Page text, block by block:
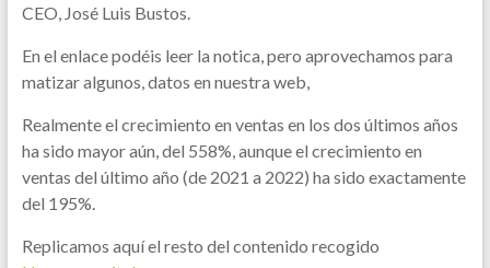
CEO, José Luis Bustos.
En el enlace podéis leer la notica, pero aprovechamos para
matizar algunos, datos en nuestra web,
Realmente el crecimiento en ventas en los dos últimos años
ha sido mayor aún, del 558%, aunque el crecimiento en
ventas del último año (de 2021 a 2022) ha sido exactamente
del 195%.
Replicamos aquí el resto del contenido recogido